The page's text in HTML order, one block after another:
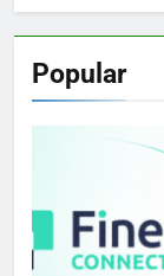
Popular